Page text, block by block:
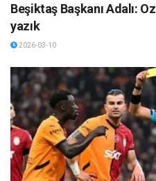
Beşiktaş Başkanı Adalı:
yazık
2026-03-10